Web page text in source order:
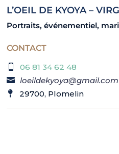
L’OEIL DE KYOYA –
Portraits, événementiel,
CONTACT
06 81 34 62 48
loeildekyoya@gmail.com
29700, Plomelin